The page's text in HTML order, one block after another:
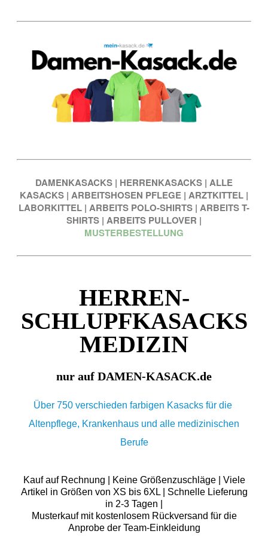
DAMENKASACKS | HERRENKASACKS | ALLE
KASACKS | ARBEITSHOSEN PFLEGE | ARZTKITTEL |
LABORKITTEL | ARBEITS POLO-SHIRTS | ARBEITS T-
SHIRTS | ARBEITS PULLOVER |
MUSTERBESTELLUNG
HERREN-
SCHLUPFKASACKS
MEDIZIN
nur auf DAMEN-KASACK.de
Über 750 verschieden farbigen Kasacks für die
Altenpflege, Krankenhaus und alle medizinischen
Berufe
Kauf auf Rechnung | Keine Größenzuschläge | Viele
Artikel in Größen von XS bis 6XL | Schnelle Lieferung
in 2-3 Tagen |
Musterkauf mit kostenlosem Rückversand für die
Anprobe der Team-Einkleidung